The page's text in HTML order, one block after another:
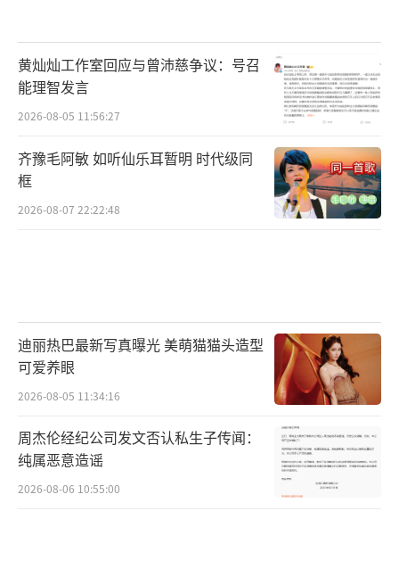
黄灿灿工作室回应与曾沛慈争议：号召
能理智发言
2026-08-05 11:56:27
齐豫毛阿敏 如听仙乐耳暂明 时代级同
框
2026-08-07 22:22:48
迪丽热巴最新写真曝光 美萌猫猫头造型
可爱养眼
2026-08-05 11:34:16
周杰伦经纪公司发文否认私生子传闻：
纯属恶意造谣
2026-08-06 10:55:00